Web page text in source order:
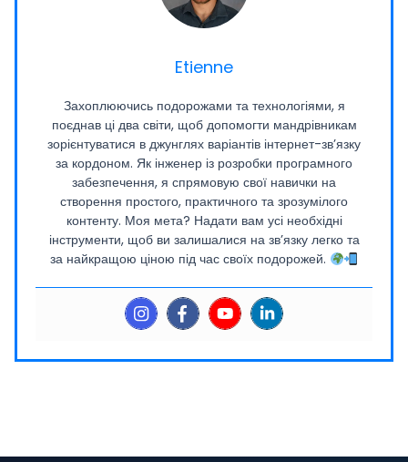
Etienne
Захоплюючись подорожами та технологіями, я
поєднав ці два світи, щоб допомогти мандрівникам
зорієнтуватися в джунглях варіантів інтернет-зв’язку
за кордоном. Як інженер із розробки програмного
забезпечення, я спрямовую свої навички на
створення простого, практичного та зрозумілого
контенту. Моя мета? Надати вам усі необхідні
інструменти, щоб ви залишалися на зв’язку легко та
за найкращою ціною під час своїх подорожей.